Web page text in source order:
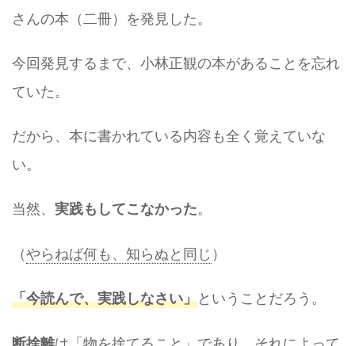
さんの本（二冊）を発見した。
今回発見するまで、小林正観の本があることを忘れ
ていた。
だから、本に書かれている内容も全く覚えていな
い。
当然、 実践もしてこなかった。
（やらねば何も、知らぬと同じ）
「今読んで、実践しなさい」ということだろう。